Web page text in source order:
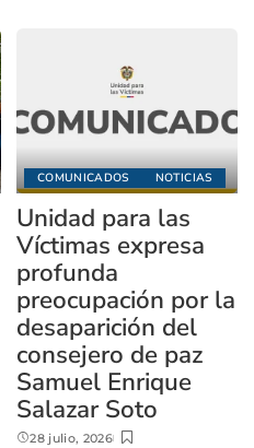
COMUNICADOS NOTICIAS
Unidad para las
Víctimas expresa
profunda
preocupación por la
desaparición del
consejero de paz
Samuel Enrique
Salazar Soto
28 julio, 2026